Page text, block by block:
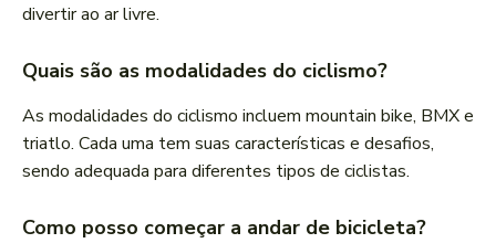
divertir ao ar livre.
Quais são as modalidades do ciclismo?
As modalidades do ciclismo incluem mountain bike, BMX e
triatlo. Cada uma tem suas características e desafios,
sendo adequada para diferentes tipos de ciclistas.
Como posso começar a andar de bicicleta?